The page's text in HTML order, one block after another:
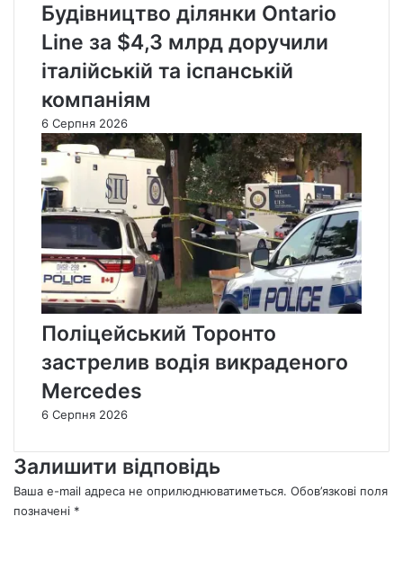
Будівництво ділянки Ontario
Line за $4,3 млрд доручили
італійській та іспанській
компаніям
6 Серпня 2026
Поліцейський Торонто
застрелив водія викраденого
Mercedes
6 Серпня 2026
Залишити відповідь
Ваша e-mail адреса не оприлюднюватиметься. Обов’язкові поля
позначені *